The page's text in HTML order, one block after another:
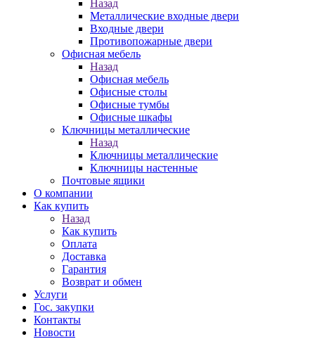
Назад
Металлические входные двери
Входные двери
Противопожарные двери
Офисная мебель
Назад
Офисная мебель
Офисные столы
Офисные тумбы
Офисные шкафы
Ключницы металлические
Назад
Ключницы металлические
Ключницы настенные
Почтовые ящики
О компании
Как купить
Назад
Как купить
Оплата
Доставка
Гарантия
Возврат и обмен
Услуги
Гос. закупки
Контакты
Новости